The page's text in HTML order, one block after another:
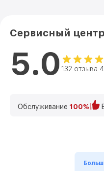
Сервисный
5.0 132 отзыва
Обслуживание 100%